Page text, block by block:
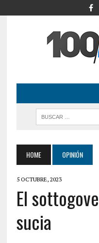
HOME OPINIÓN
5 OCTUBRE, 2023
El
sucia